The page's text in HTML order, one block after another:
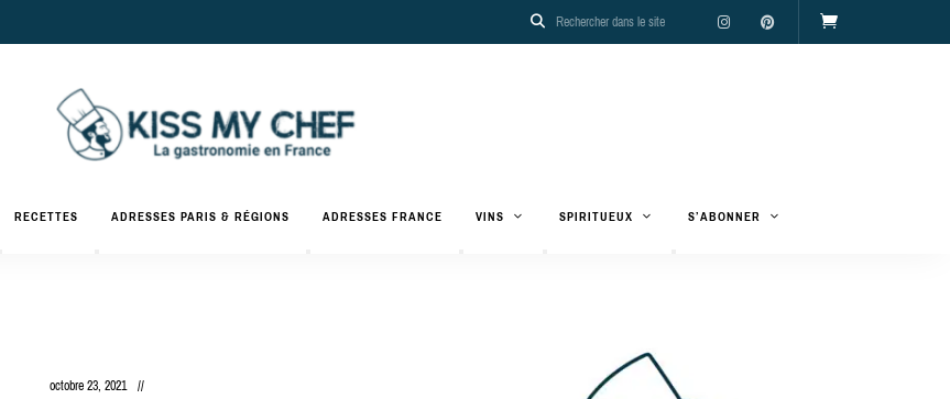
Kiss
gastronomiques
et
RECETTES ADRESSES PARIS & RÉGIONS ADRESSES FRANCE VINS SPIRITUEUX S’ABONNER
octobre 23, 2021